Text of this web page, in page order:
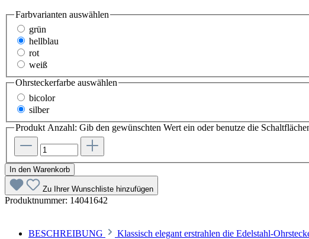
Farbvarianten auswählen
grün
hellblau
rot
weiß
Ohrsteckerfarbe auswählen
bicolor
silber
Produkt Anzahl: Gib den gewünschten Wert ein oder benutze die
In den Warenkorb
Zu Ihrer Wunschliste hinzufügen
Produktnummer: 14041642
BESCHREIBUNG Klassisch elegant erstrahlen die Edelstahl-